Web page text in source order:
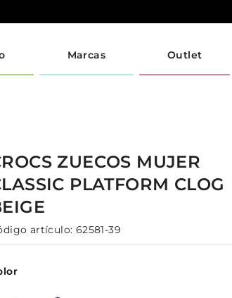
Marcas Outlet
ZUECOS MUJER
PLATFORM CLOG
artículo: 62581-39